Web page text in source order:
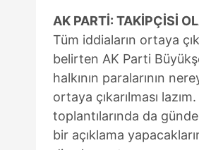
AK PARTİ: TAKİPÇİSİ
Tüm iddiaların ortaya
belirten AK Parti
halkının paralarının
ortaya çıkarılması
toplantılarında da
bir açıklama